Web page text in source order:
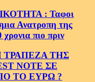
: Ταφοι
Ανατροπη της
πιο πριν
ΤΡΑΠΕΖΑ ΤΗΣ
NOTE ΣΕ
ΤΟ ΕΥΡΩ ?